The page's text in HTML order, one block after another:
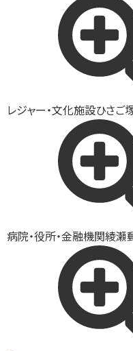
レジャー・文化施設ひさご
病院・役所・金融機関綾瀬